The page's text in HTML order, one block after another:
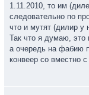
1.11.2010, то им
следовательно по
что и мутят (дилир у
Так что я думаю, это
а очередь на фабию
конвеер со вместно